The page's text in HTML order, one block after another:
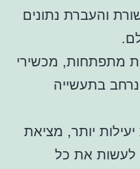
והעברת נתונים
מתפתחות, מכשירי
בתעשייה
יותר, מציאת
לעשות את כל